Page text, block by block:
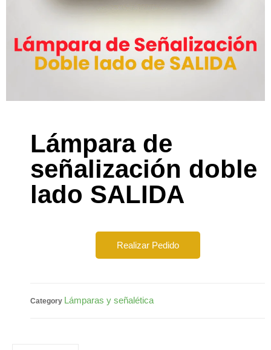
Lámpara de
señalización doble
lado SALIDA
Realizar Pedido
Category Lámparas y señalética